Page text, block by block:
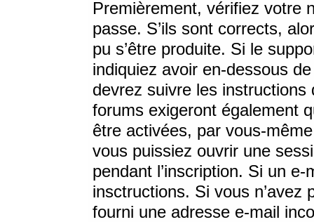
Premièrement, vérifiez votre
passe. S’ils sont corrects,
pu s’être produite. Si le
indiquiez avoir en-dessous
devrez suivre les
forums exigeront également
être activées, par vous-
vous puissiez ouvrir une
pendant l’inscription. Si un
insctructions. Si vous n’avez
fourni une adresse e-mail